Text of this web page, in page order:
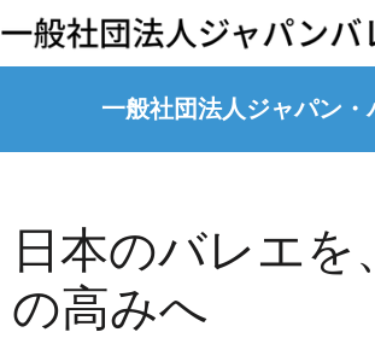
一般社団法人ジャパン・
日本のバレエを
の高みへ